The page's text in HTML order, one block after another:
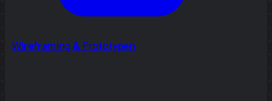
Wireframing & Prototypen